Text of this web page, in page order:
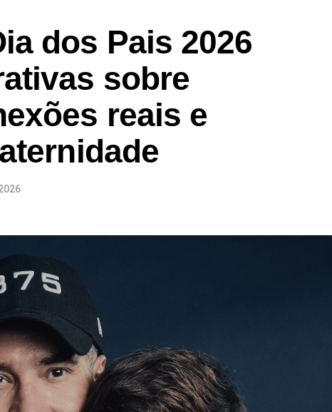
dos Pais 2026
sobre
reais e